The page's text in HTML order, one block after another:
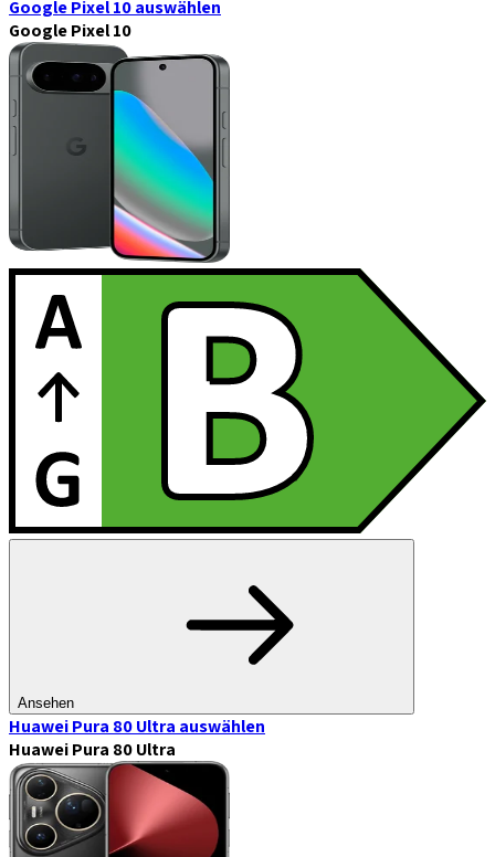
Google Pixel 10auswählen
Google Pixel 10
Ansehen
Huawei Pura 80 Ultra auswählen
Huawei Pura 80 Ultra